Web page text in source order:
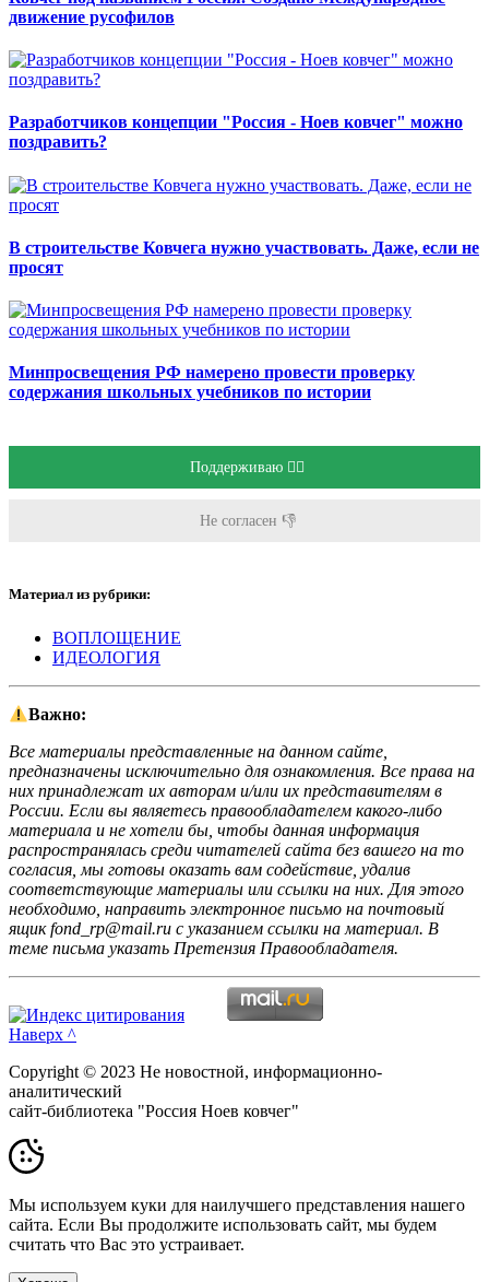
движение русофилов
Разработчиков концепции "Россия - Ноев ковчег" можно
поздравить?
В строительстве Ковчега нужно участвовать. Даже, если не
просят
Минпросвещения РФ намерено провести проверку
содержания школьных учебников по истории
Поддерживаю 👍🏻
Не согласен 👎
Материал из рубрики:
ВОПЛОЩЕНИЕ
ИДЕОЛОГИЯ
Важно:
Все материалы представленные на данном сайте,
предназначены исключительно для ознакомления. Все права на
них принадлежат их авторам и/или их представителям в
России. Если вы являетесь правообладателем какого-либо
материала и не хотели бы, чтобы данная информация
распространялась среди читателей сайта без вашего на то
согласия, мы готовы оказать вам содействие, удалив
соответствующие материалы или ссылки на них. Для этого
необходимо, направить электронное письмо на почтовый
ящик fond_rp@mail.ru с указанием ссылки на материал. В
теме письма указать Претензия Правообладателя.
Наверх ^
Copyright © 2023 Не новостной, информационно-
аналитический
сайт-библиотека "Россия Ноев ковчег"
Мы используем куки для наилучшего представления нашего
сайта. Если Вы продолжите использовать сайт, мы будем
считать что Вас это устраивает.